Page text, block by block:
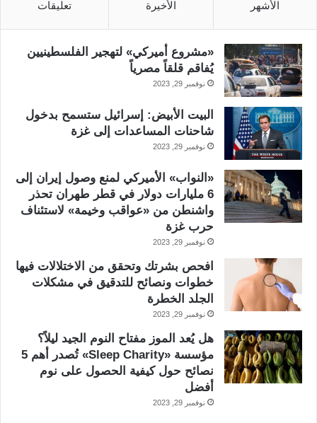
الأشهر الأخيرة تعليقات
«مشروع أميركي» لتهجير الفلسطينيين
يُفاقم قلقاً مصرياً
نوفمبر 29, 2023
البيت الأبيض: إسرائيل ستسمح بدخول
شاحنات المساعدات إلى غزة
نوفمبر 29, 2023
«النواب» الأميركي لمنع وصول إيران إلى
6 مليارات دولار في قطر طهران تحذر
واشنطن من «عواقب وخيمة» لاستئناف
حرب غزة
نوفمبر 29, 2023
افحص بشرتك وتحقق من الاختلالات فيها
خطوات ونصائح للتدقيق في مشكلات
الجلد الخطرة
نوفمبر 29, 2023
هل يُعد الموز مفتاح النوم الجيد ليلاً؟
مؤسسة «Sleep Charity» تُصدر أهم 5
نصائح حول كيفية الحصول على نوم
أفضل
نوفمبر 29, 2023